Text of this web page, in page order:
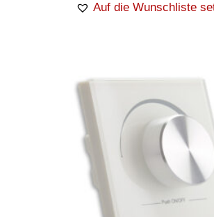
Auf die Wunschliste